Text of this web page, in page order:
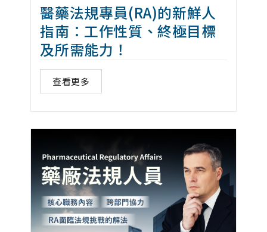
醫藥法規專員(RA)的新鮮人
指南：工作性質、終極目標
及所需能力！
查看更多